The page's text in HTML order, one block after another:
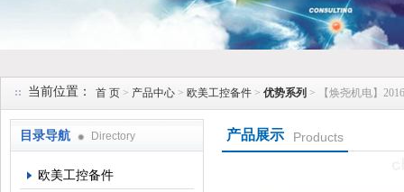
当前位置： 首 页 > 产品中心 > 欧美工控备件 > 优势系列 > 【焕尧机电】
目录导航 Directory
欧美工控备件
产品展示 Products